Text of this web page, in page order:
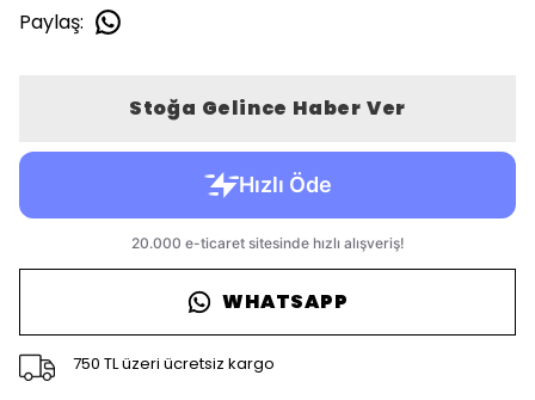
Paylaş:
Stoğa Gelince Haber Ver
WHATSAPP
750 TL üzeri ücretsiz kargo